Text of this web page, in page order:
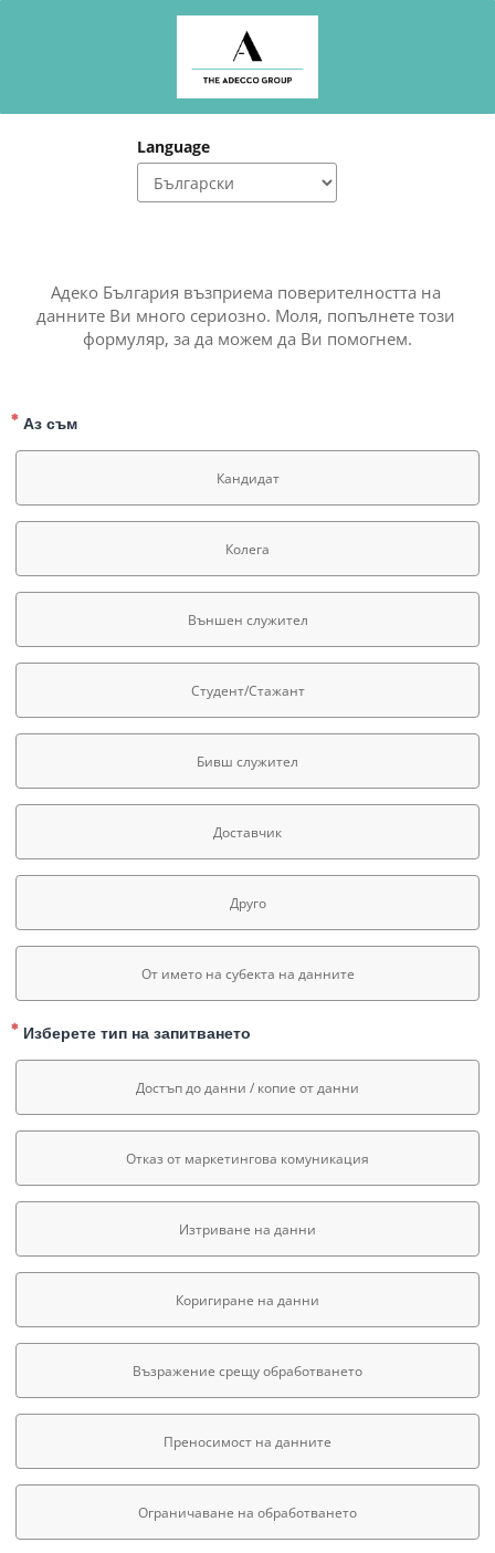
Language
Адеко България възприема поверителността на
данните Ви много сериозно. Моля, попълнете този
формуляр, за да можем да Ви помогнем.
Аз съм
Кандидат
Колега
Външен служител
Студент/Стажант
Бивш служител
Доставчик
Друго
От името на субекта на данните
Изберете тип на запитването
Достъп до данни / копие от данни
Отказ от маркетингова комуникация
Изтриване на данни
Коригиране на данни
Възражение срещу обработването
Преносимост на данните
Ограничаване на обработването